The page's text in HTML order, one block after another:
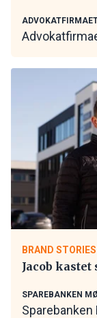
BRAND STORIES
Jacob
SPAREBANKEN
Sparebanken